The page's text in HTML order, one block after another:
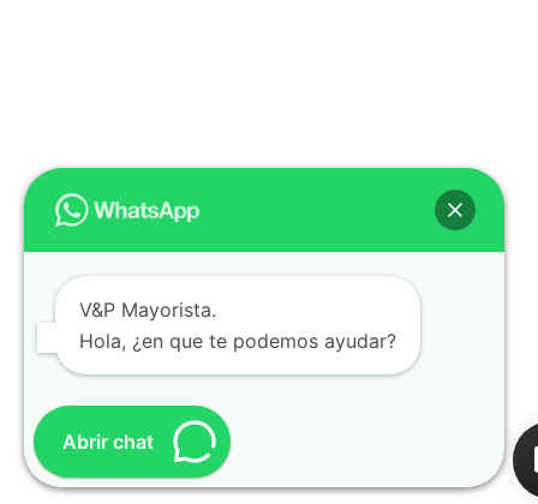
V&P Mayorista.
Hola, ¿en que te podemos ayudar?
Abrir chat